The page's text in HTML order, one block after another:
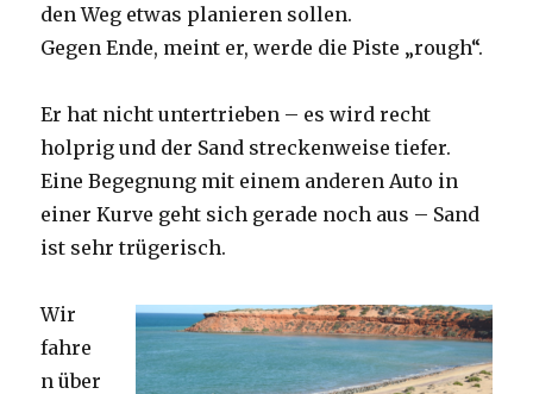
den Weg etwas planieren sollen.
Gegen Ende, meint er, werde die Piste „rough“.
Er hat nicht untertrieben – es wird recht
holprig und der Sand streckenweise tiefer.
Eine Begegnung mit einem anderen Auto in
einer Kurve geht sich gerade noch aus – Sand
ist sehr trügerisch.
Wir
fahre
n über